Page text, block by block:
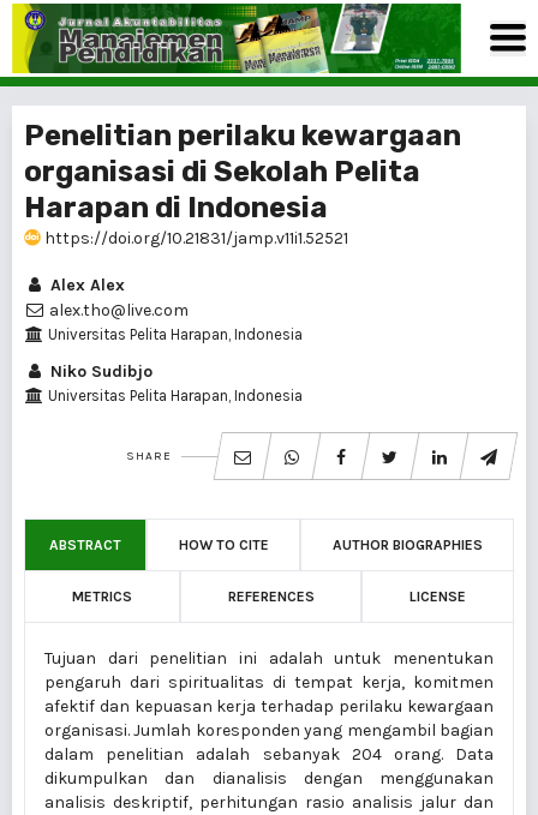
Penelitian perilaku kewargaan
organisasi di Sekolah Pelita
Harapan di Indonesia
https://doi.org/10.21831/jamp.v11i1.52521
Alex Alex
alex.tho@live.com
Universitas Pelita Harapan, Indonesia
Niko Sudibjo
Universitas Pelita Harapan, Indonesia
SHARE
ABSTRACT HOW TO CITE AUTHOR BIOGRAPHIES
METRICS REFERENCES LICENSE
Tujuan dari penelitian ini adalah untuk menentukan
pengaruh dari spiritualitas di tempat kerja, komitmen
afektif dan kepuasan kerja terhadap perilaku kewargaan
organisasi. Jumlah koresponden yang mengambil bagian
dalam penelitian adalah sebanyak 204 orang. Data
dikumpulkan dan dianalisis dengan menggunakan
analisis deskriptif, perhitungan rasio analisis jalur dan